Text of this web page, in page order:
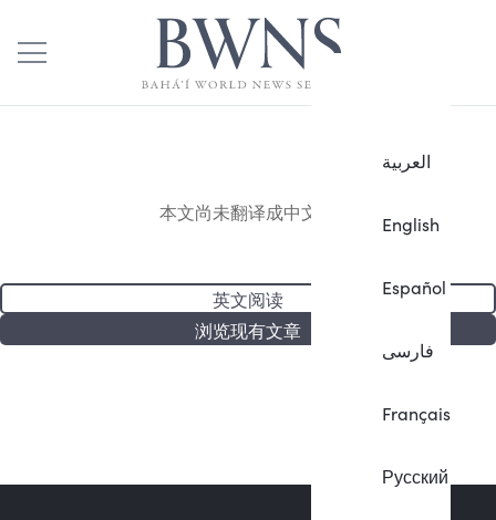
العربية
English
Español
فارسی
Français
Русский
本文尚未翻译成中文。
英文阅读
浏览现有文章